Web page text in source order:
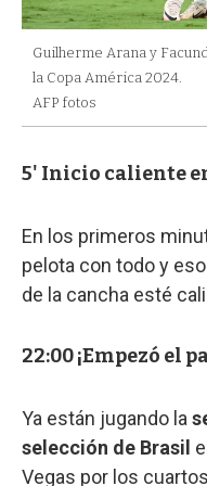
Guilherme Arana y
la Copa América 2024.
AFP fotos
5' Inicio caliente
En los primeros
pelota con todo y
de la cancha esté
22:00 ¡Empezó el
Ya están jugando la
selección de Brasil
Vegas por los